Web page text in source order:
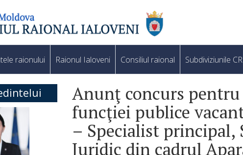
raionului Raionul Ialoveni Consiliul raional Subdiviziunile CR
Anunţ concurs pentru
funcţiei publice
– Specialist principal,
Juridic din cadrul